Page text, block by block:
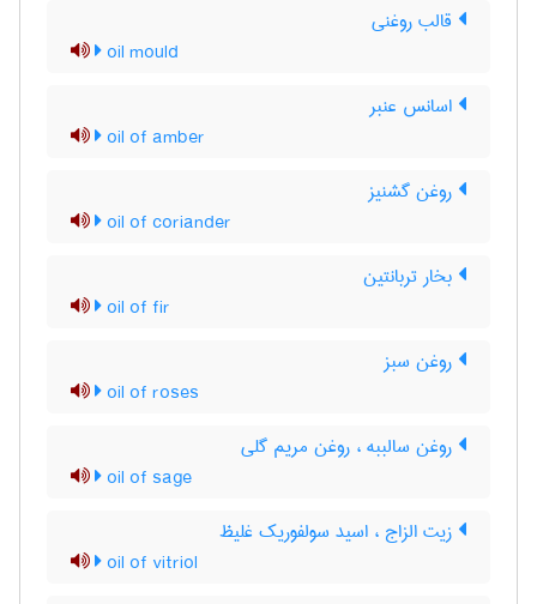
قالب روغنی
oil mould
اسانس عنبر
oil of amber
روغن گشنیز
oil of coriander
بخار تربانتین
oil of fir
روغن سبز
oil of roses
روغن سالببه ، روغن مریم گلی
oil of sage
زیت الزاج ، اسید سولفوریک غلیظ
oil of vitriol